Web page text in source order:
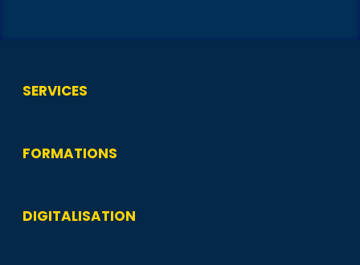
SERVICES
FORMATIONS
DIGITALISATION